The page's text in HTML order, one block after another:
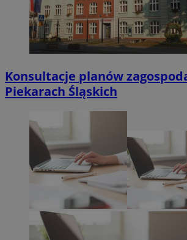
Konsultacje planów
Piekarach Śląskich